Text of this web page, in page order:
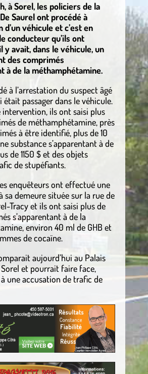
à Sorel, les policiers de la
Saurel ont procédé à
d’un véhicule et c’est en
conducteur qu’ils ont
y avait, dans le véhicule, un
des comprimés
à de la méthamphétamine.
à l’arrestation du suspect âgé
était passager dans le véhicule.
intervention, ils ont saisi plus
de méthamphétamine, près
à être identifié, plus de 10
substance s’apparentant à de
de 1150 $ et des objets
de stupéfiants.
enquêteurs ont effectué une
sa demeure située sur la rue de
Tracy et ils ont saisi plus de
s’apparentant à de la
environ 40 ml de GHB et
de cocaïne.
aujourd’hui au Palais
et pourrait faire face,
une accusation de trafic de